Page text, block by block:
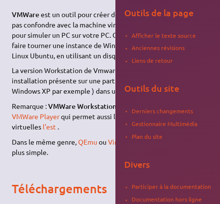
VMWareest un outil pour créer des machines virtuelles(à ne
pas confondre avec la machine virtuelle Java, nommée JVM)
pour simuler un PC sur votre PC. Cela permet par exemple de
faire tourner une instance de Windows XP par dessus votre
Linux Ubuntu, en utilisant un disque virtuel.
La version Workstation de Vmware permet de faire tourner une
installation présente sur une partition ou sur un disque dur (
Windows XP par exemple ) dans une machine VMWare.
Remarque :VMWare Workstation n'est pas gratuit
VMWare Playerqui permet aussi la création de machines
virtuelles l'est .
Dans le même genre,QEmu ouVirtualbox, ce dernier étant le
plus simple.
Téléchargements
Outils de la page
Afficher le texte source
Anciennes révisions
Liens de retour
Outils du site
Derniers changements
Gestionnaire Multimédia
Plan du site
Divers
Participer à la documentation
Documentation hors ligne